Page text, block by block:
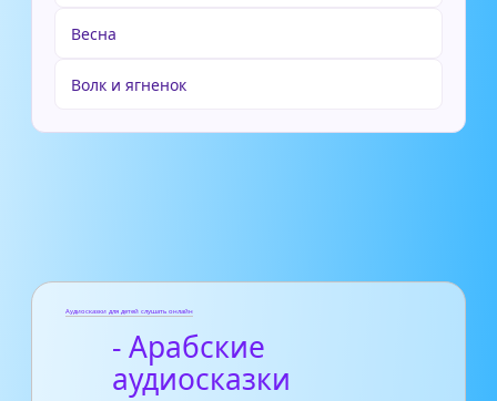
Весна
Волк и ягненок
Аудиосказки для детей слушать онлайн
- Арабские
аудиосказки